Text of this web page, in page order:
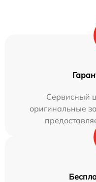
Сервисный
оригинальные